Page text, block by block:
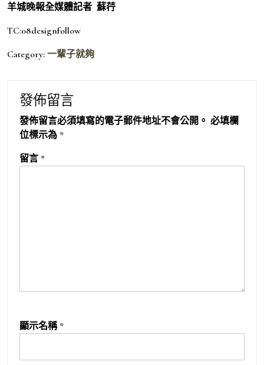
羊城晚報全媒體記者 蘇荇
TC:08designfollow
Category: 一輩子就夠
發佈留言
發佈留言必須填寫的電子郵件地址不會公開。 必填欄
位標示為 *
留言 *
顯示名稱 *